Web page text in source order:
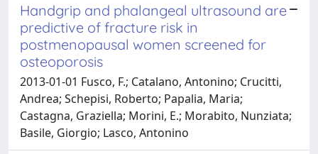
Handgrip and phalangeal ultrasound are
predictive of fracture risk in
postmenopausal women screened for
osteoporosis
2013-01-01 Fusco, F.; Catalano, Antonino; Crucitti,
Andrea; Schepisi, Roberto; Papalia, Maria;
Castagna, Graziella; Morini, E.; Morabito, Nunziata;
Basile, Giorgio; Lasco, Antonino